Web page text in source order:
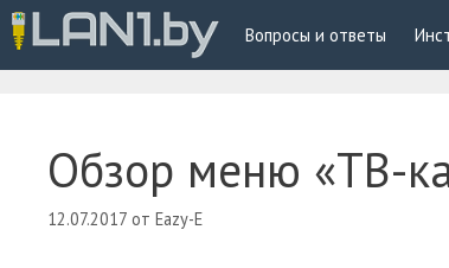
Перейти
содержимому
Вопросы и ответы
Обзор меню «ТВ-
12.07.2017 от Eazy-E